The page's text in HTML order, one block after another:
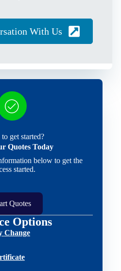
With Us
get started?
Quotes Today
below to get the
started.
Quotes
Options
Change